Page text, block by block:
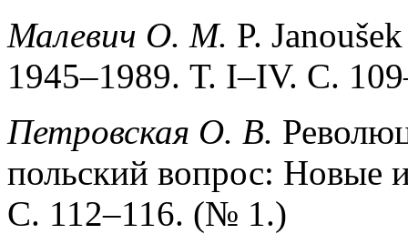
Малевич О. М. P.
1945–1989. Т. I–IV. С.
Петровская О. В.
польский вопрос: Новые
С. 112–116. (№ 1.)